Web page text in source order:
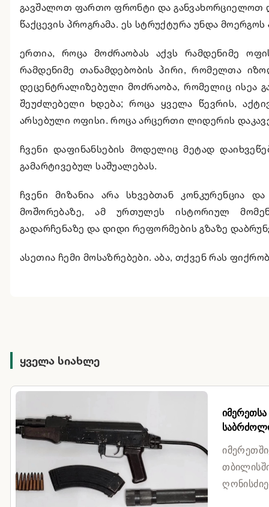
გავშალოთ ფართო ფრონტი და განვახორციელოთ
წაქცევის პროგრამა. ეს სტრუქტურა უნდა
ერთია, როცა მოძრაობას აქვს რამდენიმე
რამდენიმე თანამდებობის პირი, რომელთა
დეცენტრალიზებული მოძრაობა, რომელიც ისეა
შეუძლებელი ხდება; როცა ყველა წევრის,
არსებული ოფისი. როცა არცერთი ლიდერის
ჩვენი დაფინანსების მოდელიც მეტად
გამარტივებულ საშუალებას.
ჩვენი მიზანია არა სხვებთან კონკურენცია
მოშორებაზე, ამ ურთულეს ისტორიულ
გადარჩენაზე და დიდი რეფორმების გზაზე
ასეთია ჩემი მოსაზრებები. აბა, თქვენ რას
ყველა სიახლე